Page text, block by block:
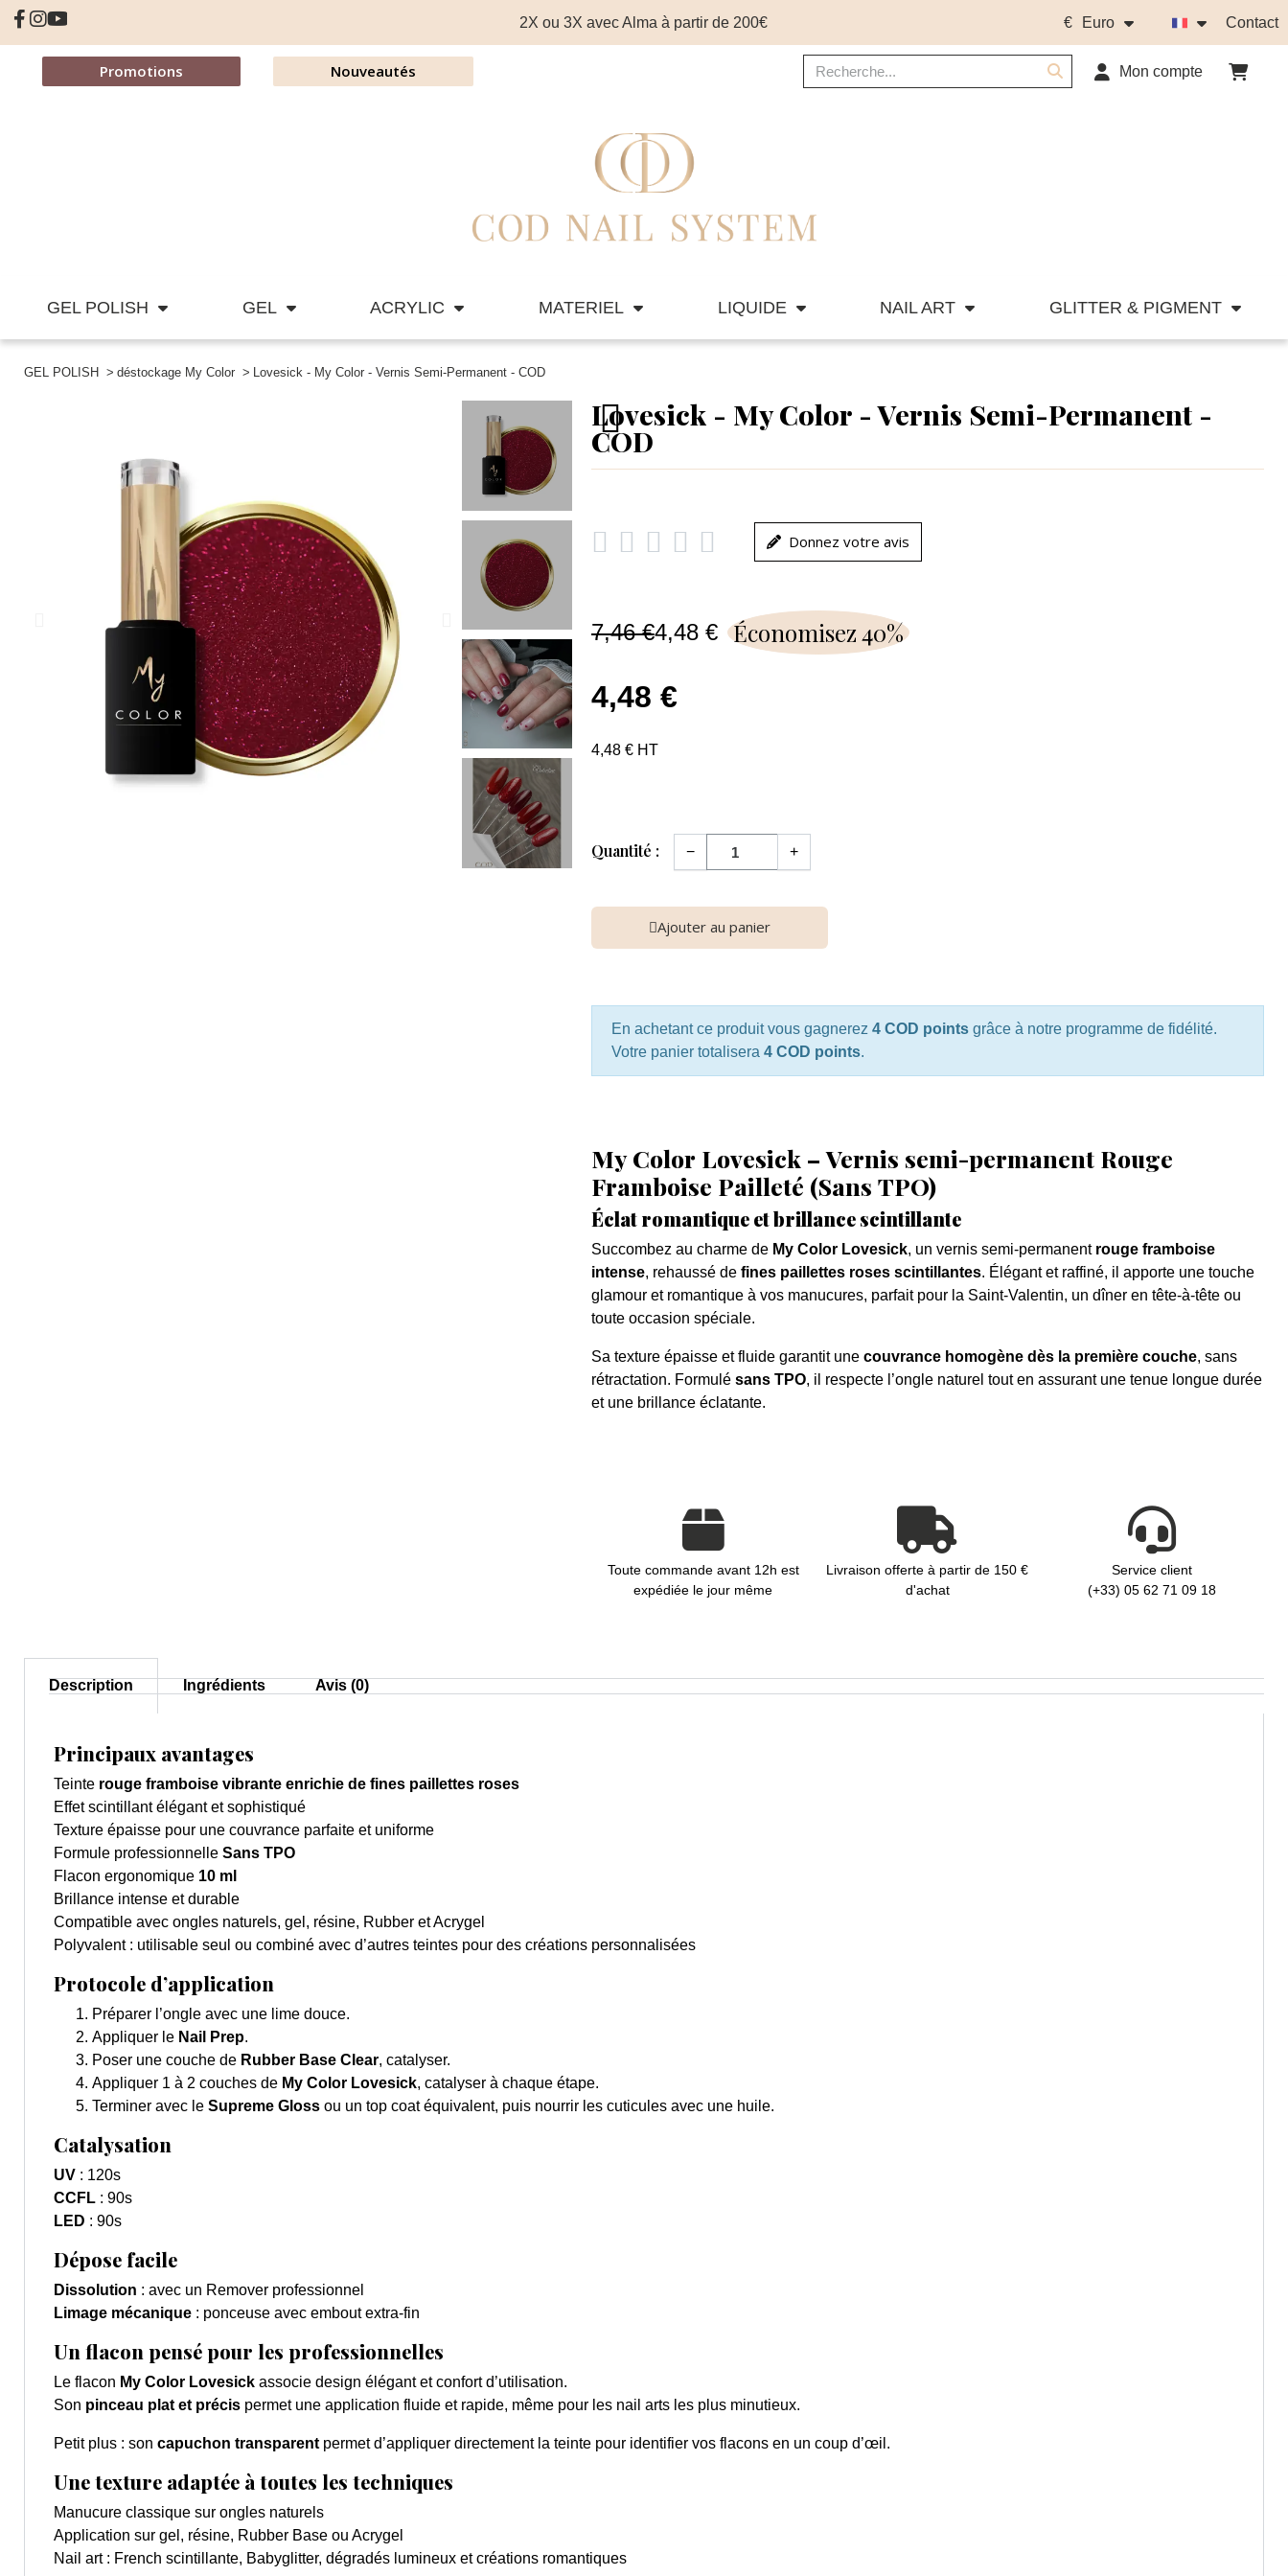
2X ou 3X avec Alma à partir de 200€ € Euro Contact
Promotions Nouveautés Mon compte
GEL POLISH GEL ACRYLIC MATERIEL LIQUIDE NAIL ART GLITTER & PIGMENT
GEL POLISH déstockage My Color Lovesick - My Color - Vernis Semi-Permanent - COD
Lovesick - My Color - Vernis Semi-Permanent -
COD
     Donnez votre avis
7,46 €4,48 € Économisez 40%
4,48 €
4,48 € HT
Quantité : − +
Ajouter au panier
En achetant ce produit vous gagnerez 4 COD pointsgrâce à notre programme de fidélité.
Votre panier totalisera 4 COD points.
My Color Lovesick – Vernis semi-permanent Rouge
Framboise Pailleté (Sans TPO)
Éclat romantique et brillance scintillante
Succombez au charme de My Color Lovesick, un vernis semi-permanent rouge framboise
intense, rehaussé de fines paillettes roses scintillantes. Élégant et raffiné, il apporte une touche
glamour et romantique à vos manucures, parfait pour la Saint-Valentin, un dîner en tête-à-tête ou
toute occasion spéciale.
Sa texture épaisse et fluide garantit une couvrance homogène dès la première couche, sans
rétractation. Formulé sans TPO, il respecte l’ongle naturel tout en assurant une tenue longue durée
et une brillance éclatante.
Toute commande avant 12h est
expédiée le jour même
Livraison offerte à partir de 150 €
d'achat
Service client
(+33) 05 62 71 09 18
Description Ingrédients Avis (0)
Principaux avantages
Teinte rouge framboise vibrante enrichie de fines paillettes roses
Effet scintillant élégant et sophistiqué
Texture épaisse pour une couvrance parfaite et uniforme
Formule professionnelle Sans TPO
Flacon ergonomique 10 ml
Brillance intense et durable
Compatible avec ongles naturels, gel, résine, Rubber et Acrygel
Polyvalent : utilisable seul ou combiné avec d’autres teintes pour des créations personnalisées
Protocole d’application
Préparer l’ongle avec une lime douce.
Appliquer le Nail Prep.
Poser une couche de Rubber Base Clear, catalyser.
Appliquer 1 à 2 couches de My Color Lovesick, catalyser à chaque étape.
Terminer avec le Supreme Gloss ou un top coat équivalent, puis nourrir les cuticules avec une huile.
Catalysation
UV : 120s
CCFL : 90s
LED : 90s
Dépose facile
Dissolution : avec un Remover professionnel
Limage mécanique : ponceuse avec embout extra-fin
Un flacon pensé pour les professionnelles
Le flacon My Color Lovesick associe design élégant et confort d’utilisation.
Son pinceau plat et précis permet une application fluide et rapide, même pour les nail arts les plus minutieux.
Petit plus : son capuchon transparentpermet d’appliquer directement la teinte pour identifier vos flacons en un coup d’œil.
Une texture adaptée à toutes les techniques
Manucure classique sur ongles naturels
Application sur gel, résine, Rubber Base ou Acrygel
Nail art : French scintillante, Babyglitter, dégradés lumineux et créations romantiques